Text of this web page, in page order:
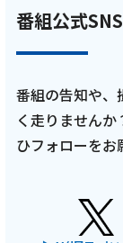
2026年
【後編 2
番組公式
番組の告知や、
く走りません
ひフォローをお